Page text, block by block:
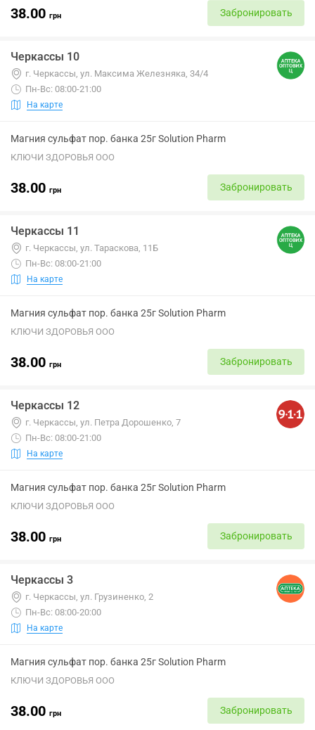
38.00 грн Забронировать
Черкассы 10
г. Черкассы, ул. Максима Железняка, 34/4
Пн-Вс: 08:00-21:00
На карте
Магния сульфат пор. банка 25г Solution Pharm
КЛЮЧИ ЗДОРОВЬЯ ООО
38.00 грн Забронировать
Черкассы 11
г. Черкассы, ул. Тараскова, 11Б
Пн-Вс: 08:00-21:00
На карте
Магния сульфат пор. банка 25г Solution Pharm
КЛЮЧИ ЗДОРОВЬЯ ООО
38.00 грн Забронировать
Черкассы 12
г. Черкассы, ул. Петра Дорошенко, 7
Пн-Вс: 08:00-21:00
На карте
Магния сульфат пор. банка 25г Solution Pharm
КЛЮЧИ ЗДОРОВЬЯ ООО
38.00 грн Забронировать
Черкассы 3
г. Черкассы, ул. Грузиненко, 2
Пн-Вс: 08:00-20:00
На карте
Магния сульфат пор. банка 25г Solution Pharm
КЛЮЧИ ЗДОРОВЬЯ ООО
38.00 грн Забронировать